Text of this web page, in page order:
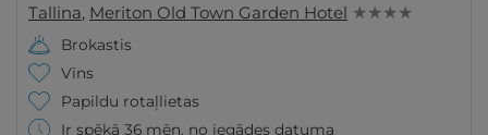
Tallina, Meriton Old Town Garden Hotel ★ ★ ★ ★
Brokastis
Vīns
Papildu rotaļlietas
Ir spēkā 36 mēn. no iegādes datuma